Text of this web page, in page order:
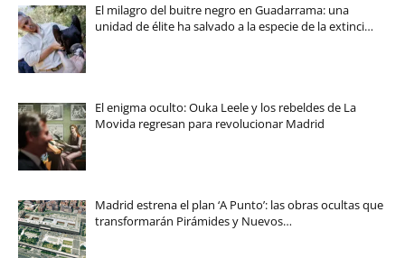
El milagro del buitre negro en Guadarrama: una
unidad de élite ha salvado a la especie de la extinci…
El enigma oculto: Ouka Leele y los rebeldes de La
Movida regresan para revolucionar Madrid
Madrid estrena el plan ‘A Punto’: las obras ocultas que
transformarán Pirámides y Nuevos…